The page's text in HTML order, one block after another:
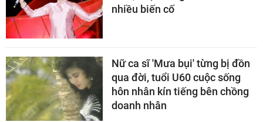
nhiều biến cố
Nữ ca sĩ 'Mưa bụi' từng bị đồn
qua đời, tuổi U60 cuộc sống
hôn nhân kín tiếng bên chồng
doanh nhân